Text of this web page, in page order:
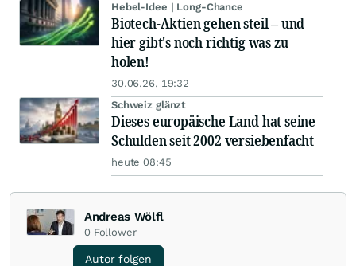
Hebel-Idee | Long-Chance
Biotech-Aktien gehen steil – und
hier gibt's noch richtig was zu
holen!
30.06.26, 19:32
Schweiz glänzt
Dieses europäische Land hat seine
Schulden seit 2002 versiebenfacht
heute 08:45
Andreas Wölfl
0 Follower
Autor folgen